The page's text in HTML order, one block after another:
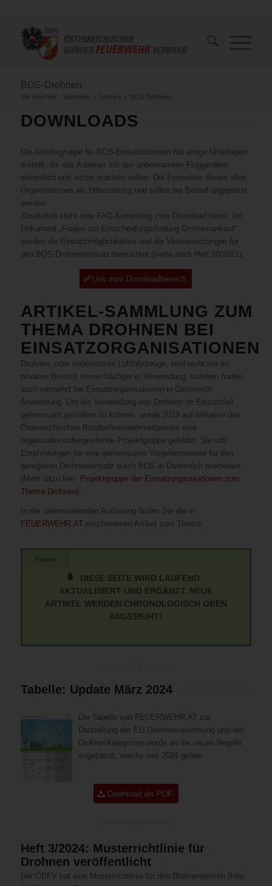
BOS-Drohnen
Sie sind hier: Startseite / Service / BOS-Drohnen
DOWNLOADS
Die Arbeitsgruppe für BOS-Einsatzdrohnen hat einige Unterlagen
erstellt, die das Arbeiten mit den unbemannten Fluggeräten
einheitlich und sicher machen sollen. Die Formulare dienen allen
Organisationen als Hilfestellung und sollen bei Bedarf angepasst
werden.
Zusätzlich steht eine FAQ-Sammlung zum Download bereit: Im
Dokument „Fragen zur Entscheidungsfindung Drohnenankauf“
werden die Einsatzmöglichkeiten und die Voraussetzungen für
den BOS-Drohneneinsatz beleuchtet (siehe auch Heft 10/2021).
Link zum Downloadbereich
ARTIKEL-SAMMLUNG ZUM
THEMA DROHNEN BEI
EINSATZORGANISATIONEN
Drohnen, oder unbemannte Luftfahrzeuge, sind nicht nur im
privaten Bereich immer häufiger in Verwendung, sondern finden
auch vermehrt bei Einsatzorganisationen in Österreich
Anwendung. Um die Verwendung von Drohnen im Einsatzfall
gemeinsam gestalten zu können, wurde 2019 auf Initiative des
Österreichischen Bundesfeuerwehrverbandes eine
organisationsübergreifende Projektgruppe gebildet. Sie soll
Empfehlungen für eine gemeinsame Vorgehensweise für den
geregelten Drohneneinsatz durch BOS in Österreich erarbeiten.
(Mehr dazu hier: Projektgruppe der Einsatzorganisationen zum
Thema Drohnen)
In der untenstehenden Auflistung finden Sie die in
FEUERWEHR.ATerschienenen Artikel zum Thema.
Hinweis
DIESE SEITE WIRD LAUFEND
AKTUALISIERT UND ERGÄNZT. NEUE
ARTIKEL WERDEN CHRONOLOGISCH OBEN
ANGEREIHT!
Tabelle: Update März 2024
Die Tabelle von FEUERWEHR.AT zur
Darstellung der EU-Drohnenverordnung und der
Drohnenkategorien wurde an die neuen Regeln
angepasst, welche seit 2024 gelten.
Download als PDF
Heft 3/2024: Musterrichtlinie für
Drohnen veröffentlicht
Der ÖBFV hat eine Musterrichtlinie für den Drohnenbetrieb (Info